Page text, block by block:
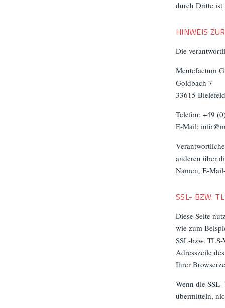
durch Dritte
HINWEIS
Die
Mentefactum
Goldbach 7
33615 Bielefeld
Telefon: +49
E-Mail:
anderen über
Namen, E-
SSL- BZW.
Diese Seite
wie zum
SSL-bzw.
Adresszeile
Ihrer
Wenn die
übermitteln,